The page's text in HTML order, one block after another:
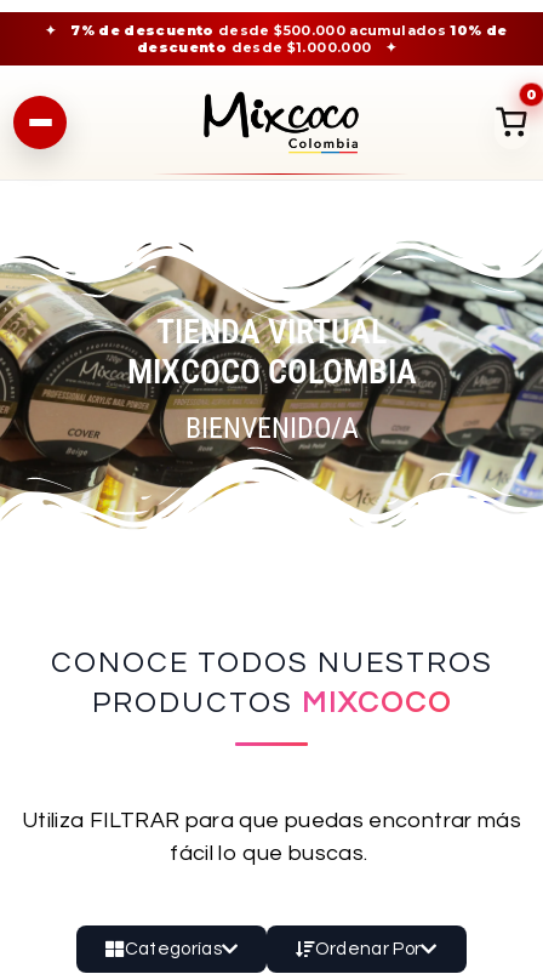
✦ 7% de descuento desde $500.000 acumulados10% de
descuento desde $1.000.000 ✦
0
TIENDA VIRTUAL
MIXCOCO COLOMBIA
BIENVENIDO/A
CONOCE TODOS NUESTROS
PRODUCTOS MIXCOCO
Utiliza FILTRAR para que puedas encontrar más
fácil lo que buscas.
Categorías Ordenar Por